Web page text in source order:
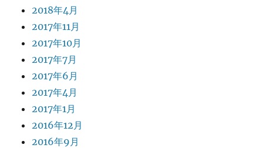
2018年4月
2017年11月
2017年10月
2017年7月
2017年6月
2017年4月
2017年1月
2016年12月
2016年9月